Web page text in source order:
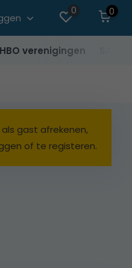
0
0
verenigingen
gast afrekenen,
of te registeren.